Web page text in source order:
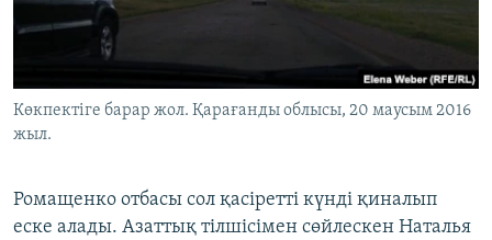
Көкпектіге барар жол. Қарағанды облысы, 20 маусым 2016
жыл.
Ромащенко отбасы сол қасіретті күнді қиналып
еске алады. Азаттық тілшісімен сөйлескен Наталья